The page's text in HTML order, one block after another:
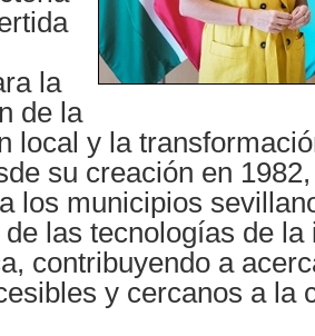
la
de la
local y la
su creación en
los municipios
las tecnologías de la
contribuyendo a
y cercanos a la